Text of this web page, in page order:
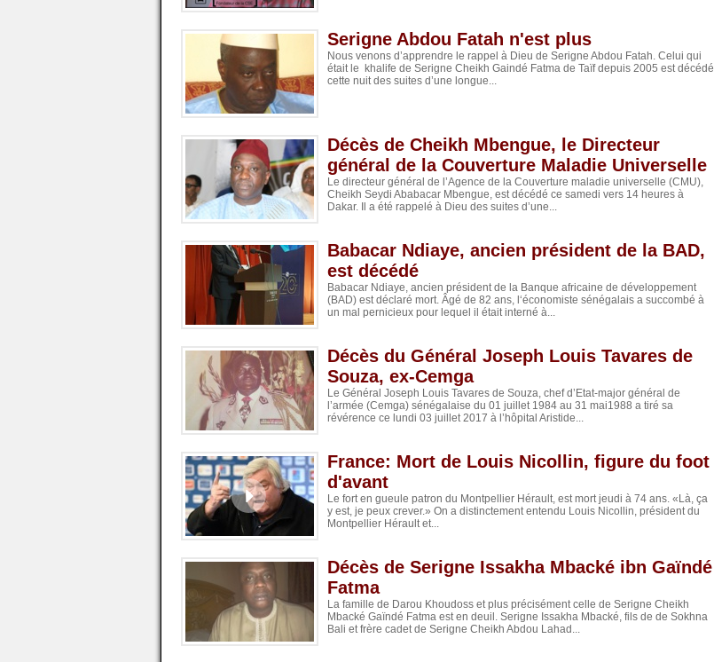
Serigne Abdou Fatah n'est plus
Nous venons d’apprendre le rappel à Dieu de Serigne Abdou Fatah. Celui qui
était le khalife de Serigne Cheikh Gaindé Fatma de Taïf depuis 2005 est décédé
cette nuit des suites d’une longue...
Décès de Cheikh Mbengue, le Directeur
général de la Couverture Maladie Universelle
Le directeur général de l’Agence de la Couverture maladie universelle (CMU),
Cheikh Seydi Ababacar Mbengue, est décédé ce samedi vers 14 heures à
Dakar. Il a été rappelé à Dieu des suites d’une...
Babacar Ndiaye, ancien président de la BAD,
est décédé
Babacar Ndiaye, ancien président de la Banque africaine de développement
(BAD) est déclaré mort. Âgé de 82 ans, l‘économiste sénégalais a succombé à
un mal pernicieux pour lequel il était interné à...
Décès du Général Joseph Louis Tavares de
Souza, ex-Cemga
Le Général Joseph Louis Tavares de Souza, chef d’Etat-major général de
l’armée (Cemga) sénégalaise du 01 juillet 1984 au 31 mai1988 a tiré sa
révérence ce lundi 03 juillet 2017 à l’hôpital Aristide...
France: Mort de Louis Nicollin, figure du foot
d'avant
Le fort en gueule patron du Montpellier Hérault, est mort jeudi à 74 ans. «Là, ça
y est, je peux crever.» On a distinctement entendu Louis Nicollin, président du
Montpellier Hérault et...
Décès de Serigne Issakha Mbacké ibn Gaïndé
Fatma
La famille de Darou Khoudoss et plus précisément​ celle de Serigne Cheikh
Mbacké Gaïndé Fatma est en deuil. Serigne Issakha Mbacké, fils de de Sokhna
Bali et frère cadet de Serigne Cheikh Abdou Lahad...